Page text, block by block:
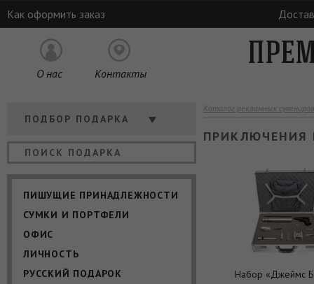
Как оформить заказ
О нас Контакты
ПОДБОР ПОДАРКА Кому
Отрасль Цена
ПИШУЩИЕ ПРИНАДЛЕЖНОСТИ
СУМКИ И ПОРТФЕЛИ
ОФИС
ЛИЧНОСТЬ
РУССКИЙ ПОДАРОК
Каталог рекламных сувениров
ПРИКЛЮЧЕНИЯ
Набор «Джеймс